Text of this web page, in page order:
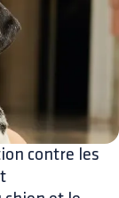
contre les